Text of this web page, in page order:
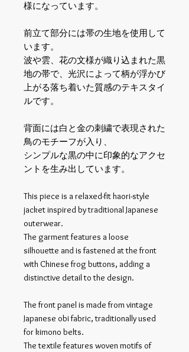
様になっています。
前立て部分には帯の生地を使用して
います。
波や雲、花の文様が織り込まれた黒
地の帯で、光沢によって柄が浮かび
上がる落ち着いた質感のテキスタイ
ルです。
背面には白と金の刺繍で表現された
鳥のモチーフが入り、
シンプルな黒の中に印象的なアクセ
ントを生み出しています。
This piece is a relaxed-fit haori-style
jacket inspired by traditional Japanese
outerwear.
The garment features a loose
silhouette and is fastened at the front
with Chinese frog buttons, adding a
distinctive detail to the design.
The front panel is made from vintage
Japanese obi fabric, traditionally used
for kimono belts.
The textile features woven motifs of